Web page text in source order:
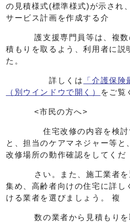
の見積様式(標準様式)が示され
サービス計画を作成する介
護支援専門員等は、複数
積もりを取るよう、利用者に説
た。
詳しくは
「介護保
（別ウインドウで開く）
をご覧
<市民の方へ>
住宅改修の内容を検討す
と、担当のケアマネジャー等と
改修場所の動作確認をしてくだ
さい。また、施工業者を
集め、高齢者向けの住宅に詳し
ける業者を選びましょう。 複
数の業者から見積もりを